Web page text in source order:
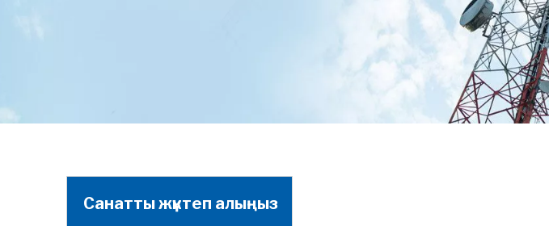
Санатты жүктеп алыңыз